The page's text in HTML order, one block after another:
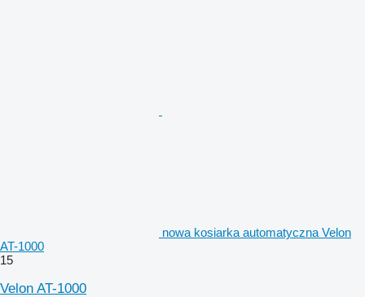
nowa kosiarka automatyczna Velon
AT-1000
15
Velon AT-1000